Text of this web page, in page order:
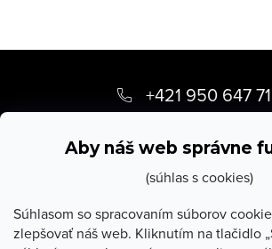
Aby náš web správne
(súhlas s cookies)
Súhlasom so spracovaním súborov
zlepšovať náš web. Kliknutím na tlačidlo
p
+421 950 647